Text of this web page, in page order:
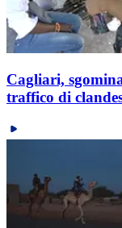
Cagliari,
traffico di